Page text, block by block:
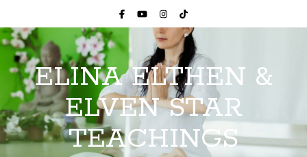
ELINA ELTHEN &
ELVEN STAR
TEACHINGS